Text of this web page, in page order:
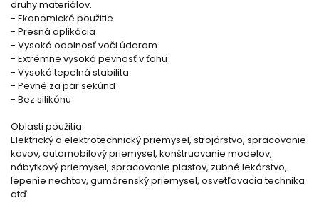
druhy materiálov.
- Ekonomické použitie
- Presná aplikácia
- Vysoká odolnosť voči úderom
- Extrémne vysoká pevnosť v ťahu
- Vysoká tepelná stabilita
- Pevné za pár sekúnd
- Bez silikónu
Oblasti použitia:
Elektrický a elektrotechnický priemysel, strojárstvo, spracovanie
kovov, automobilový priemysel, konštruovanie modelov,
nábytkový priemysel, spracovanie plastov, zubné lekárstvo,
lepenie nechtov, gumárenský priemysel, osvetľovacia technika
atď.